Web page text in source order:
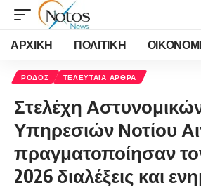
ΑΡΧΙΚΗ ΠΟΛΙΤΙΚΗ
ΡΟΔΟΣ ΤΕΛΕΥΤΑΙΑ ΑΡΘΡΑ
Στελέχη
Υπηρεσιών Νοτίου
πραγματοποίησαν
2026 διαλέξεις και